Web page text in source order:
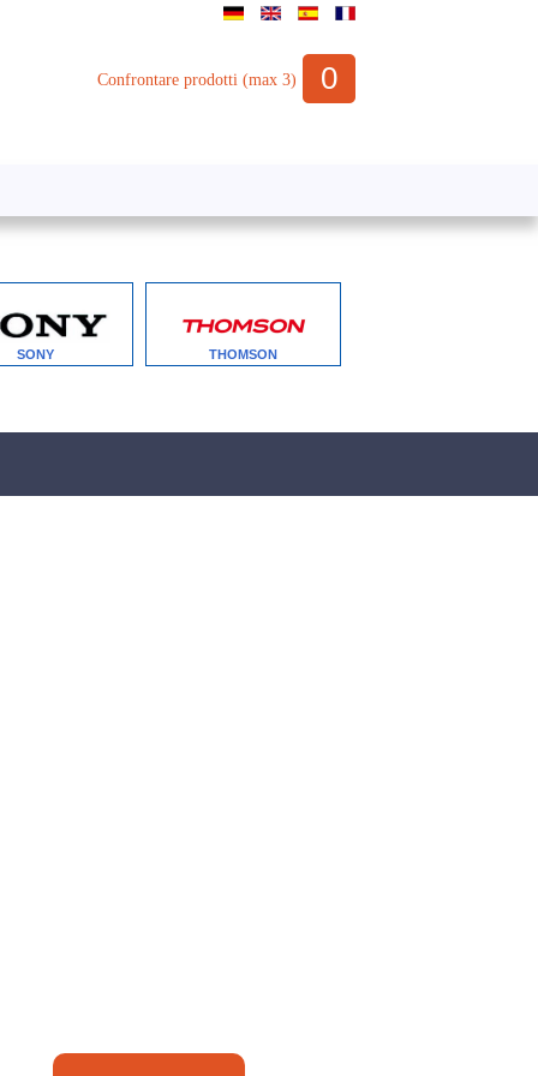
Confrontare prodotti (max 3) 0
SONY THOMSON